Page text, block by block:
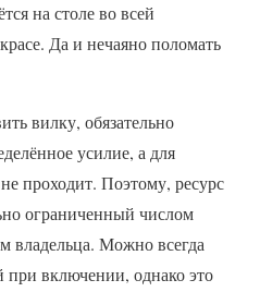
на столе во всей
Да и нечаяно поломать
вилку, обязательно
усилие, а для
проходит. Поэтому, ресурс
ограниченный числом
владельца. Можно всегда
при включении, однако это